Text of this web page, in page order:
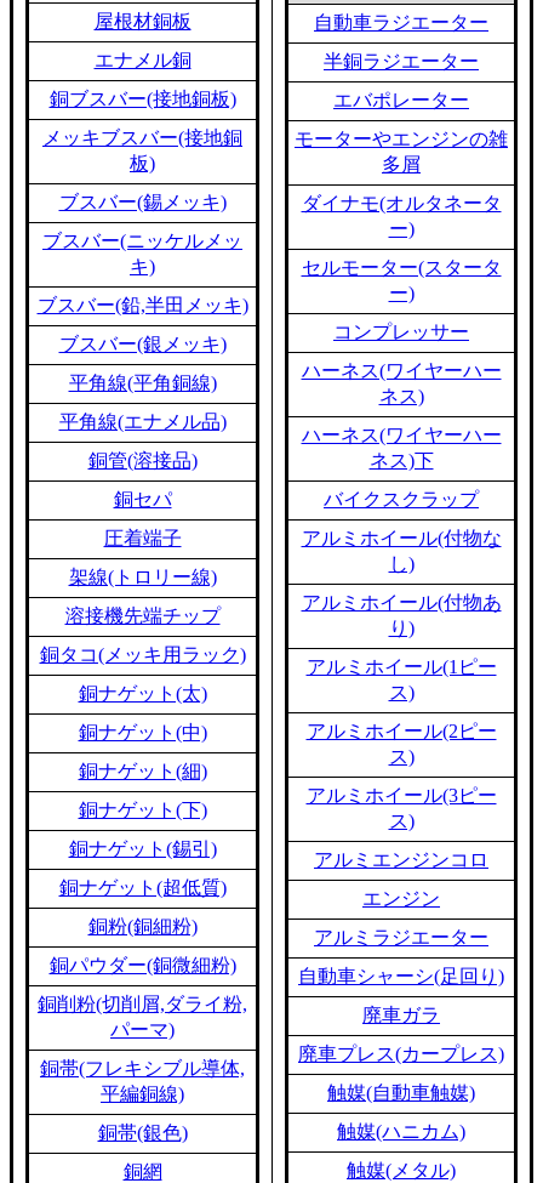
屋根材銅板
エナメル銅
銅ブスバー(接地銅板)
メッキブスバー(接地銅
板)
ブスバー(錫メッキ)
ブスバー(ニッケルメッ
キ)
ブスバー(鉛,半田メッキ)
ブスバー(銀メッキ)
平角線(平角銅線)
平角線(エナメル品)
銅管(溶接品)
銅セパ
圧着端子
架線(トロリー線)
溶接機先端チップ
銅タコ(メッキ用ラック)
銅ナゲット(太)
銅ナゲット(中)
銅ナゲット(細)
銅ナゲット(下)
銅ナゲット(錫引)
銅ナゲット(超低質)
銅粉(銅細粉)
銅パウダー(銅微細粉)
銅削粉(切削屑,ダライ粉,
パーマ)
銅帯(フレキシブル導体,
平編銅線)
銅帯(銀色)
銅網
自動車ラジエーター
半銅ラジエーター
エバポレーター
モーターやエンジンの雑
多屑
ダイナモ(オルタネータ
ー)
セルモーター(スタータ
ー)
コンプレッサー
ハーネス(ワイヤーハー
ネス)
ハーネス(ワイヤーハー
ネス)下
バイクスクラップ
アルミホイール(付物な
し)
アルミホイール(付物あ
り)
アルミホイール(1ピー
ス)
アルミホイール(2ピー
ス)
アルミホイール(3ピー
ス)
アルミエンジンコロ
エンジン
アルミラジエーター
自動車シャーシ(足回り)
廃車ガラ
廃車プレス(カープレス)
触媒(自動車触媒)
触媒(ハニカム)
触媒(メタル)